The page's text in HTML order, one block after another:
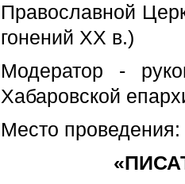
Православной
гонений XX в.)
Модератор -
Хабаровской
Место